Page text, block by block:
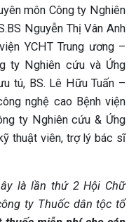
môn Công ty Nghiên
Nguyễn Thị Vân Anh
YCHT Trung ương –
ty Nghiên cứu và Ứng
tú, BS. Lê Hữu Tuấn –
nghệ cao Bệnh viện
ty Nghiên cứu & Ứng
thuật viên, trợ lý bác sĩ
là lần thứ 2 Hội Chữ
ty Thuốc dân tộc tổ